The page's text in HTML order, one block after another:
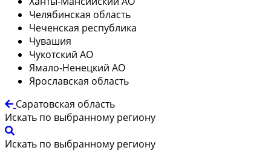
Челябинская область
Чеченская республика
Чувашия
Чукотский АО
Ямало-Ненецкий АО
Ярославская область
Саратовская область
Искать по выбранному региону
Искать по выбранному региону